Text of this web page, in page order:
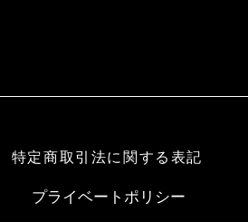
特定商取引法に関する表記
プライベートポリシー